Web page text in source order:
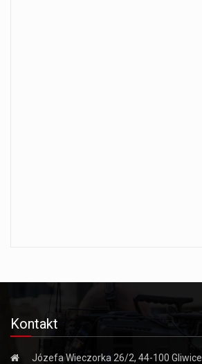
Kontakt
Józefa Wieczorka 26/2, 44-100 Gliwice